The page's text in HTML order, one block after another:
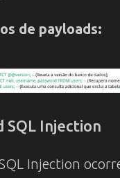
de payloads:
SQL Injection
Injection